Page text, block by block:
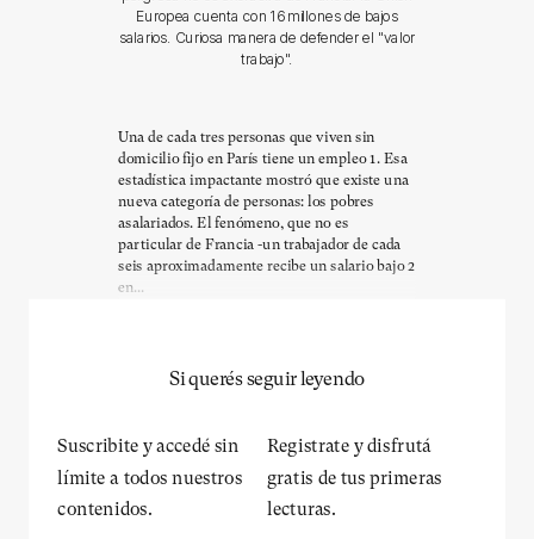
Europea cuenta con 16 millones de bajos
salarios. Curiosa manera de defender el "valor
trabajo".
Una de cada tres personas que viven sin
domicilio fijo en París tiene un empleo 1. Esa
estadística impactante mostró que existe una
nueva categoría de personas: los pobres
asalariados. El fenómeno, que no es
particular de Francia -un trabajador de cada
seis aproximadamente recibe un salario bajo 2
en...
Si querés seguir leyendo
Suscribite y accedé sin
límite a todos nuestros
contenidos.
Registrate y disfrutá
gratis de tus primeras
lecturas.